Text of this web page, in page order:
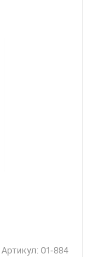
Артикул: 01-884